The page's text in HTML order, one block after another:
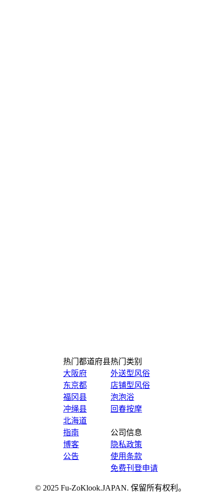
热门都道府县
大阪府
东京都
福冈县
冲绳县
北海道
热门类别
外送型风俗
店铺型风俗
泡泡浴
回春按摩
指南
博客
公告
公司信息
隐私政策
使用条款
免费刊登申请
© 2025 Fu-ZoKlook.JAPAN. 保留所有权利。